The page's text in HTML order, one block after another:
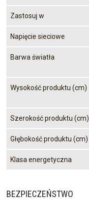
Zastosuj w
Napięcie sieciowe
Barwa światła
Wysokość produktu (cm)
Szerokość produktu (cm)
Głębokość produktu (cm)
Klasa energetyczna
BEZPIECZEŃSTWO